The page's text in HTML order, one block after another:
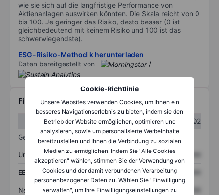
Cookie-Richtlinie
Unsere Websites verwenden Cookies, um Ihnen ein
besseres Navigationserlebnis zu bieten, indem sie den
Betrieb der Website ermöglichen, optimieren und
analysieren, sowie um personalisierte Werbeinhalte
bereitzustellen und Ihnen die Verbindung zu sozialen
Medien zu ermöglichen. Indem Sie "Alle Cookies
akzeptieren" wählen, stimmen Sie der Verwendung von
Cookies und der damit verbundenen Verarbeitung
personenbezogener Daten zu. Wählen Sie "Einwilligung
verwalten", um Ihre Einwilligungseinstellungen zu
wie sie sich auf die langfristige Performance von
Aktienanlagen auswirken könnten. Die Skala reicht von 0
bis 100. Je geringer das Risiko, desto besser (0 ist
gleichbedeutend mit keinem Risiko und 100 ist das
schwerwiegendste).
ESG-Risiko-Methodik herunterladen
Daten bereitgestellt von
/
Finanzdaten
Q1
Q2
Gewinn- und Verlustrechnung
Umsatz XXXXXXX XXXXXXX
EBITDA XXXXXXX XXXXXXX
Nettoeinkommen XXXXXXX XXXXXXX